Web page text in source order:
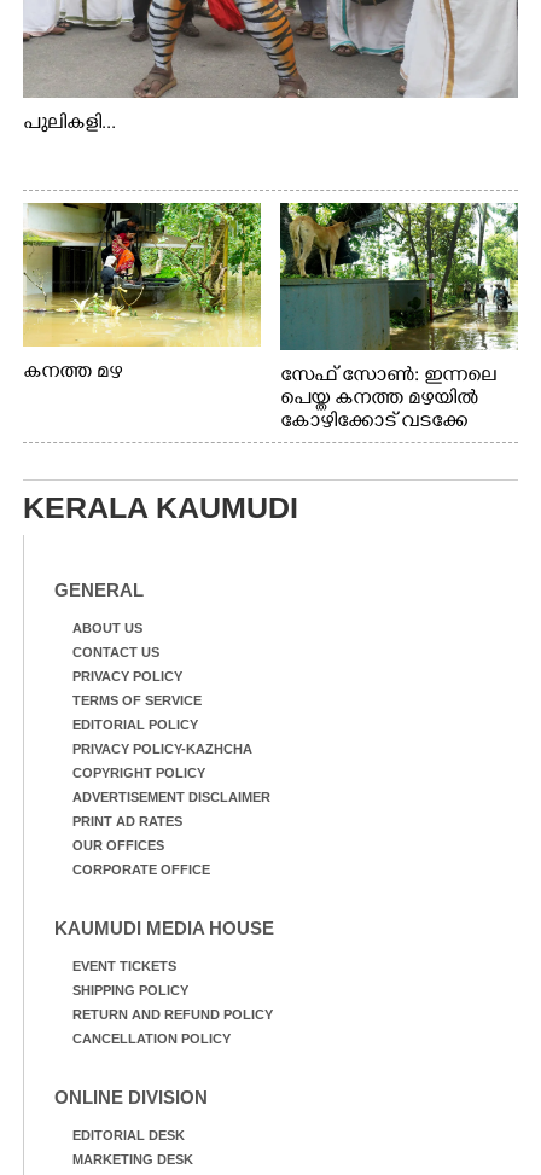
പുലികളി...
കനത്ത മഴ
സേഫ് സോൺ: ഇന്നലെ
പെയ്ത കനത്ത മഴയിൽ
കോഴിക്കോട് വടക്കേ
വയലിൽ വെള്ളം
വീട്ടുസാധനങ്ങളുമായി
വെള്ളത്തിലൂടെ
KERALA KAUMUDI
GENERAL
ABOUT US
CONTACT US
PRIVACY POLICY
TERMS OF SERVICE
EDITORIAL POLICY
PRIVACY POLICY-KAZHCHA
COPYRIGHT POLICY
ADVERTISEMENT DISCLAIMER
PRINT AD RATES
OUR OFFICES
CORPORATE OFFICE
KAUMUDI MEDIA HOUSE
EVENT TICKETS
SHIPPING POLICY
RETURN AND REFUND POLICY
CANCELLATION POLICY
ONLINE DIVISION
EDITORIAL DESK
MARKETING DESK